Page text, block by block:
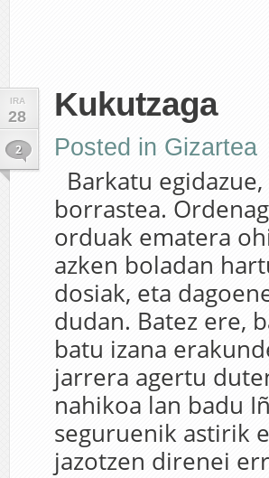
IRA
28
2
Kukutzaga
Posted in Gizartea
Barkatu
borrastea.
orduak ematera
azken boladan
dosiak, eta
dudan. Batez ere,
batu izana
jarrera agertu
nahikoa lan badu
seguruenik astirik
jazotzen direnei